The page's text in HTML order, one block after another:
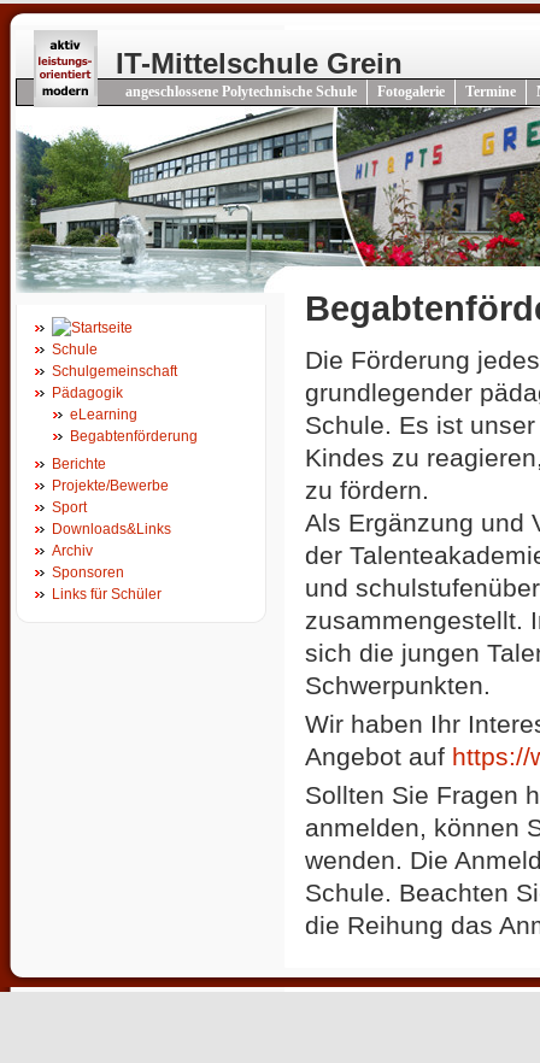
IT-Mittelschule Grein
angeschlossene Polytechnische Schule Fotogalerie Termine
Schule
Schulgemeinschaft
Pädagogik
eLearning
Begabtenförderung
Berichte
Projekte/Bewerbe
Sport
Downloads&Links
Archiv
Sponsoren
Links für Schüler
Die Förderung
grundlegender
Schule. Es ist
Kindes zu
zu fördern.
Als Ergänzung und
der
und
zusammengestellt.
sich die jungen
Schwerpunkten.
Wir haben Ihr
Angebot auf https://
Sollten Sie Fragen
anmelden, können
wenden. Die
Schule. Beachten
die Reihung das